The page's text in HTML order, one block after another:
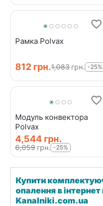
Купити
опалення в інтернет
Kanalniki.com.ua
Рамка Polvax
‍812‍ грн.1,083 грн. -25%
Модуль конвектора
Polvax
4,544 грн.
6,059 грн. -25%